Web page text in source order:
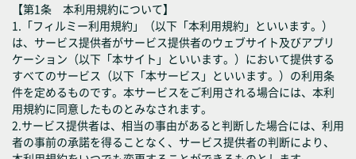
【第1条 本利用規約について】
1.「フィルミー利用規約」（以下「本利用規約」といいます。）
は、サービス提供者がサービス提供者のウェブサイト及びアプリ
ケーション（以下「本サイト」といいます。）において提供する
すべてのサービス（以下「本サービス」といいます。）の利用条
件を定めるものです。本サービスをご利用される場合には、本利
用規約に同意したものとみなされます。
2.サービス提供者は、相当の事由があると判断した場合には、利用
者の事前の承諾を得ることなく、サービス提供者の判断により、